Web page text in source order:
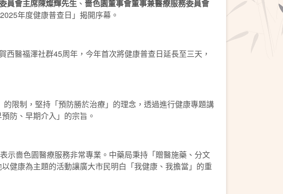
員會主席陳燦輝先生 、 嗇色園董事會董事兼醫療服務委員會
年度健康普查日」揭開序幕。
西醫福澤社群45周年，今年首次將健康普查日延長至三天，
限制，堅持「預防勝於治療」的理念，透過進行健康專題講
防、早期介入」的宗旨。
示嗇色園醫療服務非常專業。中藥局秉持「贈醫施藥、分文
健康為主題的活動讓廣大市民明白「我健康、我擔當」的重